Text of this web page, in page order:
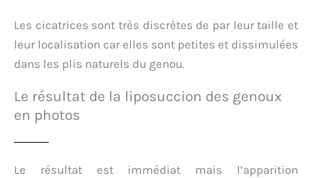
Les cicatrices sont très discrètes de par leur taille et
leur localisation car elles sont petites et dissimulées
dans les plis naturels du genou.
Le résultat de la liposuccion des genoux
en photos
Le résultat est immédiat mais l’apparition